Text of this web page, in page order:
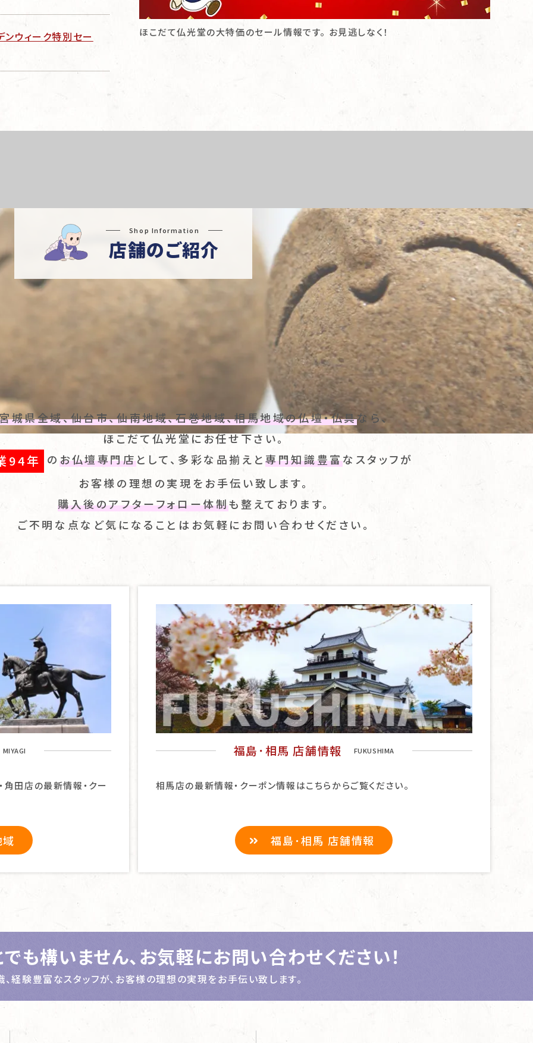
ウィーク特別セー ほこだて仏光堂の大特価のセール情報です。 お見逃しなく！
Shop Information
店舗のご紹介
城県全域、仙台市、仙南地域、石巻地域、相馬地域の仏壇・仏具なら、
ほこだて仏光堂にお任せ下さい。
94年 のお仏壇専門店として、多彩な品揃えと専門知識豊富なスタッフが
お客様の理想の実現をお手伝い致します。
購入後のアフターフォロー体制も整えております。
ご不明な点など気になることはお気軽にお問い合わせください。
角田店の最新情報・クー
福島･相馬 店舗情報
相馬店の最新情報・クーポン情報はこちらからご覧ください。
福島･相馬 店舗情報
も構いません、お気軽にお問い合わせください！
経験豊富なスタッフが、 お客様の理想の実現をお手伝い致します。